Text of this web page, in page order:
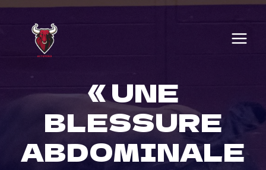
Skip
content
« UNE
BLESSURE
ABDOMINALE